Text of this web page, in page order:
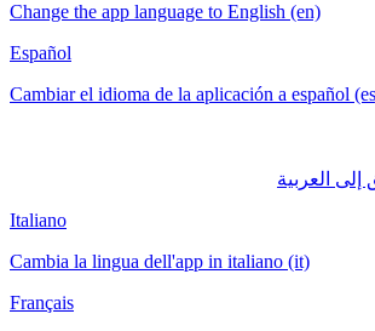
Change the app language to English (en)
Español
Cambiar el idioma de la aplicación a español
Italiano
Cambia la lingua dell'app in italiano (it)
Français